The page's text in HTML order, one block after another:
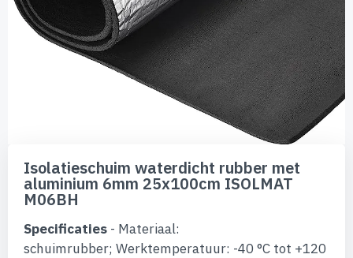
naar
begin
afbeeldingen-
gallerij
Isolatieschuim waterdicht rubber met
aluminium 6mm 25x100cm ISOLMAT
M06BH
Specificaties - Materiaal:
schuimrubber; Werktemperatuur: -40 °C tot +120